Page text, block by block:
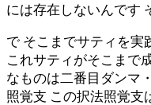
には存在しないんです
で そこまでサティを実
これサティがそこまで
なものは二番目ダンマ
照覚支 この択法照覚支